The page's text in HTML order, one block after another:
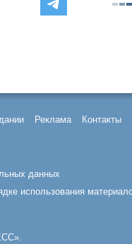
Реклама Контакты
данных
использования